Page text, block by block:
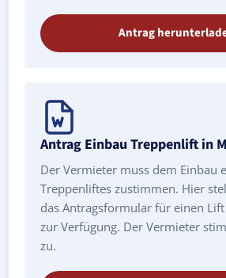
Antrag
Antrag Einbau Treppenlift in
Der Vermieter muss dem Einbau
Treppenliftes zustimmen. Hier
das Antragsformular für einen
zur Verfügung. Der Vermieter
zu.